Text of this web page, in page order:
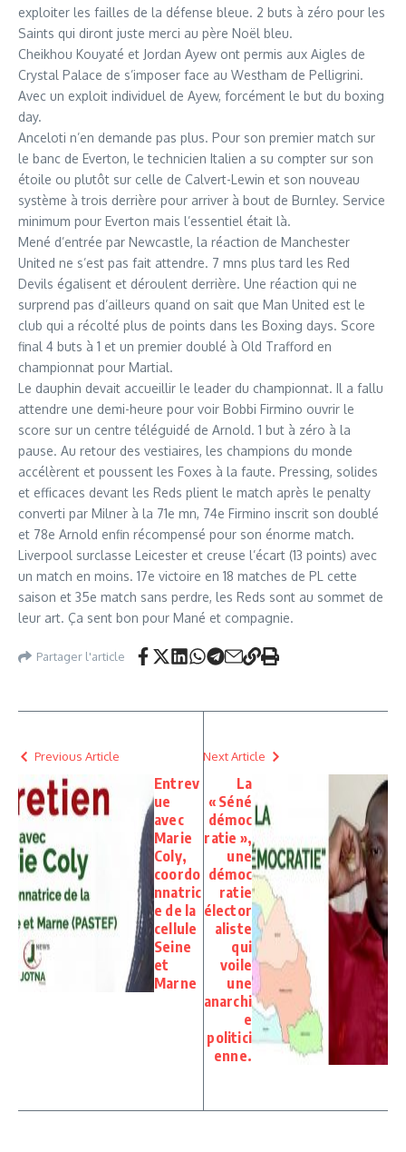
exploiter les failles de la défense bleue. 2 buts à zéro pour les
Saints qui diront juste merci au père Noël bleu.
Cheikhou Kouyaté et Jordan Ayew ont permis aux Aigles de
Crystal Palace de s’imposer face au Westham de Pelligrini.
Avec un exploit individuel de Ayew, forcément le but du boxing
day.
Anceloti n’en demande pas plus. Pour son premier match sur
le banc de Everton, le technicien Italien a su compter sur son
étoile ou plutôt sur celle de Calvert-Lewin et son nouveau
système à trois derrière pour arriver à bout de Burnley. Service
minimum pour Everton mais l’essentiel était là.
Mené d’entrée par Newcastle, la réaction de Manchester
United ne s’est pas fait attendre. 7 mns plus tard les Red
Devils égalisent et déroulent derrière. Une réaction qui ne
surprend pas d’ailleurs quand on sait que Man United est le
club qui a récolté plus de points dans les Boxing days. Score
final 4 buts à 1 et un premier doublé à Old Trafford en
championnat pour Martial.
Le dauphin devait accueillir le leader du championnat. Il a fallu
attendre une demi-heure pour voir Bobbi Firmino ouvrir le
score sur un centre téléguidé de Arnold. 1 but à zéro à la
pause. Au retour des vestiaires, les champions du monde
accélèrent et poussent les Foxes à la faute. Pressing, solides
et efficaces devant les Reds plient le match après le penalty
converti par Milner à la 71e mn, 74e Firmino inscrit son doublé
et 78e Arnold enfin récompensé pour son énorme match.
Liverpool surclasse Leicester et creuse l’écart (13 points) avec
un match en moins. 17e victoire en 18 matches de PL cette
saison et 35e match sans perdre, les Reds sont au sommet de
leur art. Ça sent bon pour Mané et compagnie.
Partager l'article
Previous Article
Entrev
ue
avec
Marie
Coly,
coordo
nnatric
e de la
cellule
Seine
et
Marne
Next Article
La
« Séné
démoc
ratie »,
une
démoc
ratie
élector
aliste
qui
voile
une
anarchi
e
politici
enne.